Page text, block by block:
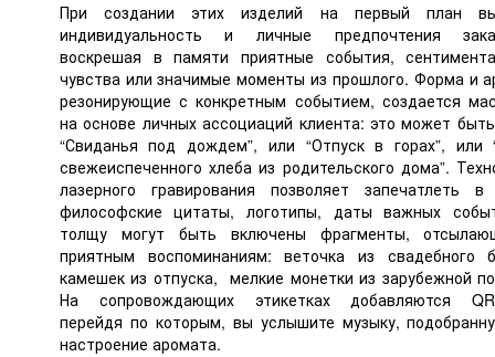
При создании этих изделий на первый план
индивидуальность и личные предпочтения
воскрешая в памяти приятные события,
чувства или значимые моменты из прошлого. Форма и
резонирующие с конкретным событием, создается
на основе личных ассоциаций клиента: это может
“Свиданья под дождем”, или “Отпуск в горах”, или
свежеиспеченного хлеба из родительского дома”.
лазерного гравирования позволяет запечатлеть в
философские цитаты, логотипы, даты важных
толщу могут быть включены фрагменты,
приятным воспоминаниям: веточка из свадебного
камешек из отпуска, мелкие монетки из зарубежной
На сопровождающих этикетках добавляются
перейдя по которым, вы услышите музыку,
настроение аромата.